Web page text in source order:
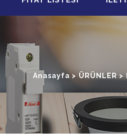
Anasayfa > ÜRÜNLER>